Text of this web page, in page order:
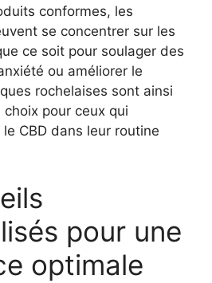
conformes, les
se concentrer sur les
ce soit pour soulager des
ou améliorer le
rochelaises sont ainsi
pour ceux qui
CBD dans leur routine
pour une
optimale